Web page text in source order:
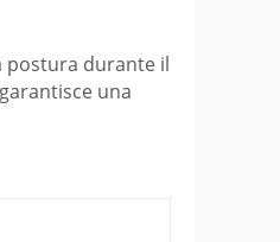
postura durante il
una